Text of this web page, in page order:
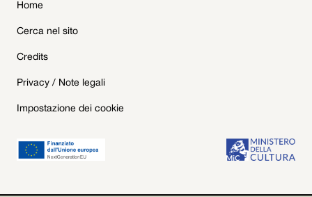
Home
Cerca nel sito
Credits
Privacy / Note legali
Impostazione dei cookie